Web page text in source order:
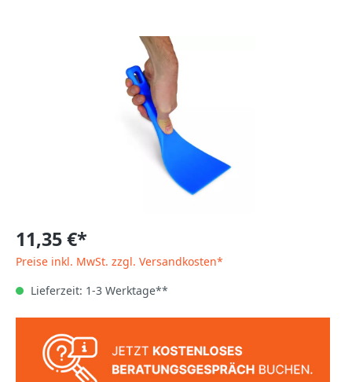
11,35 €*
Preise inkl. MwSt. zzgl. Versandkosten*
Lieferzeit: 1-3 Werktage**